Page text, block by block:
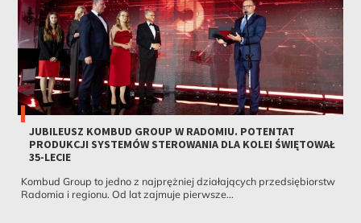
JUBILEUSZ KOMBUD GROUP W RADOMIU. POTENTAT
PRODUKCJI SYSTEMÓW STEROWANIA DLA KOLEI ŚWIĘTOWAŁ
35-LECIE
Kombud Group to jedno z najprężniej działających przedsiębiorstw
Radomia i regionu. Od lat zajmuje pierwsze...